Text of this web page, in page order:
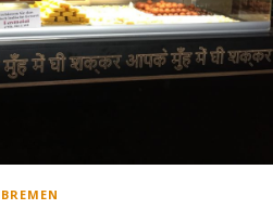
BREMEN